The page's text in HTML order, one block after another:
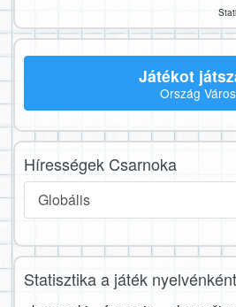
Játékot
Ország Város
Hírességek Csarnoka
Globális
Statisztika a játék nyelvénként